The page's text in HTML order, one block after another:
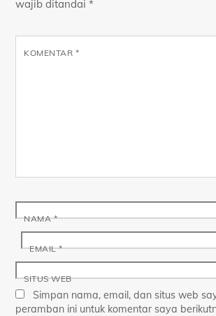
wajib ditandai*
KOMENTAR *
NAMA*
EMAIL*
SITUS WEB
Simpan nama, email, dan situs web
peramban ini untuk komentar saya